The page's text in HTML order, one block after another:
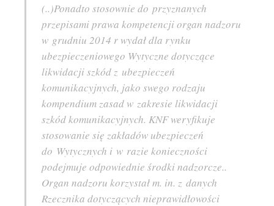
(..)Ponadto stosownie do przyznanych
przepisami prawa kompetencji organ nadzoru
w grudniu 2014 r wydał dla rynku
ubezpieczeniowego Wytyczne dotyczące
likwidacji szkód z ubezpieczeń
komunikacyjnych, jako swego rodzaju
kompendium zasad w zakresie likwidacji
szkód komunikacyjnych. KNF weryfikuje
stosowanie się zakładów ubezpieczeń
do Wytycznych i w razie konieczności
podejmuje odpowiednie środki nadzorcze..
Organ nadzoru korzystał m. in. z danych
Rzecznika dotyczących nieprawidłowości